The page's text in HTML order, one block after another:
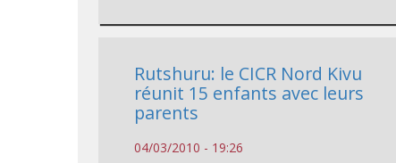
Rutshuru: le CICR Nord Kivu
réunit 15 enfants avec leurs
parents
04/03/2010 - 19:26